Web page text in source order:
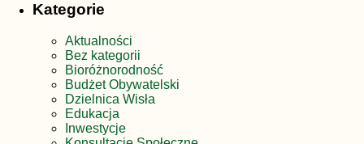
Kategorie
Aktualności
Bez kategorii
Bioróżnorodność
Budżet Obywatelski
Dzielnica Wisła
Edukacja
Inwestycje